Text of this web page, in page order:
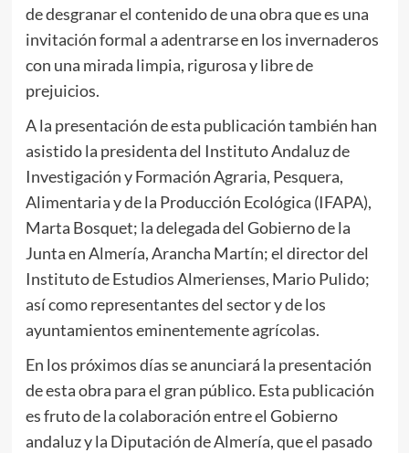
de desgranar el contenido de una obra que es una
invitación formal a adentrarse en los invernaderos
con una mirada limpia, rigurosa y libre de
prejuicios.
A la presentación de esta publicación también han
asistido la presidenta del Instituto Andaluz de
Investigación y Formación Agraria, Pesquera,
Alimentaria y de la Producción Ecológica (IFAPA),
Marta Bosquet; la delegada del Gobierno de la
Junta en Almería, Arancha Martín; el director del
Instituto de Estudios Almerienses, Mario Pulido;
así como representantes del sector y de los
ayuntamientos eminentemente agrícolas.
En los próximos días se anunciará la presentación
de esta obra para el gran público. Esta publicación
es fruto de la colaboración entre el Gobierno
andaluz y la Diputación de Almería, que el pasado